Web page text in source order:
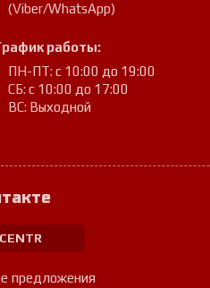
(Viber/WhatsApp)
работы:
ПН-ПТ: с 10:00 до 19:00
СБ: с 10:00 до 17:00
ВС: Выходной
предложения